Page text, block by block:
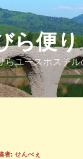
ら便り
らユースホステ
者: せんべぇ